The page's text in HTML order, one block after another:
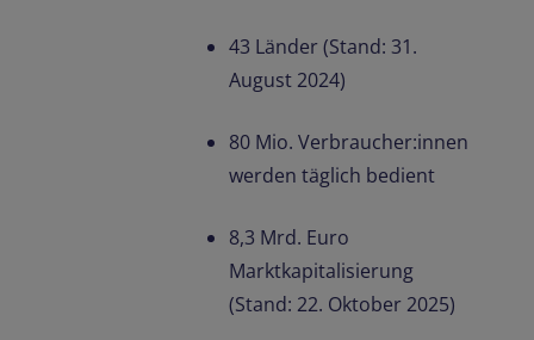
43 Länder (Stand: 31.
August 2024)
80 Mio. Verbraucher:innen
werden täglich bedient
8,3 Mrd. Euro
Marktkapitalisierung
(Stand: 22. Oktober 2025)